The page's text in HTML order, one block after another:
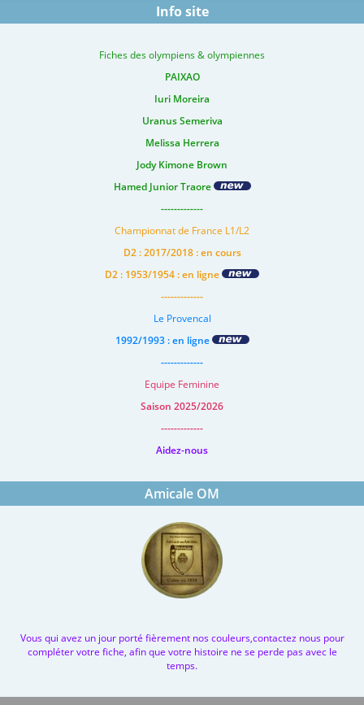
Info site
Fiches des olympiens & olympiennes
PAIXAO
Iuri Moreira
Uranus Semeriva
Melissa Herrera
Jody Kimone Brown
Hamed Junior Traore
-------------
Championnat de France L1/L2
D2 : 2017/2018 : en cours
D2 : 1953/1954 : en ligne
-------------
Le Provencal
1992/1993 : en ligne
-------------
Equipe Feminine
Saison 2025/2026
-------------
Aidez-nous
Amicale OM
Vous qui avez un jour porté fièrement nos couleurs,contactez nous pour
compléter votre fiche, afin que votre histoire ne se perde pas avec le
temps.